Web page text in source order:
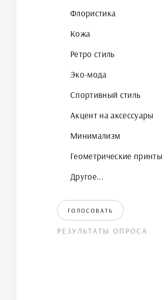
Флористика
Кожа
Ретро стиль
Эко-мода
Спортивный стиль
Акцент на аксессуары
Минимализм
Геометрические принты
Другое...
ГОЛОСОВАТЬ
РЕЗУЛЬТАТЫ ОПРОСА